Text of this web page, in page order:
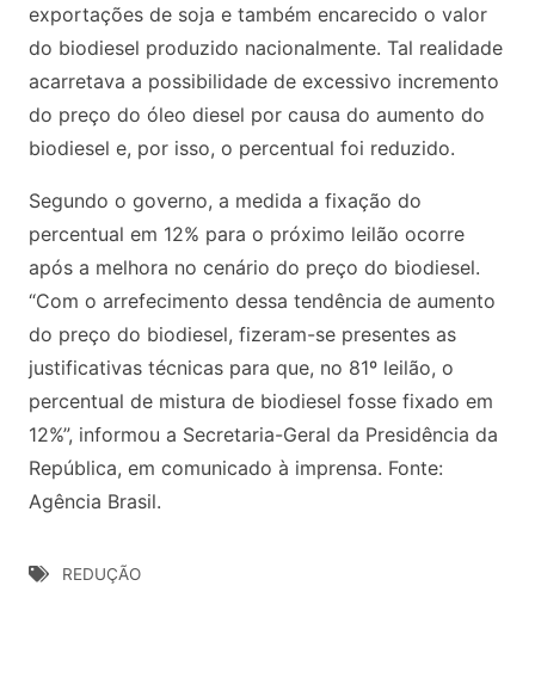
exportações de soja e também encarecido o valor
do biodiesel produzido nacionalmente. Tal realidade
acarretava a possibilidade de excessivo incremento
do preço do óleo diesel por causa do aumento do
biodiesel e, por isso, o percentual foi reduzido.
Segundo o governo, a medida a fixação do
percentual em 12% para o próximo leilão ocorre
após a melhora no cenário do preço do biodiesel.
“Com o arrefecimento dessa tendência de aumento
do preço do biodiesel, fizeram-se presentes as
justificativas técnicas para que, no 81º leilão, o
percentual de mistura de biodiesel fosse fixado em
12%”, informou a Secretaria-Geral da Presidência da
República, em comunicado à imprensa. Fonte:
Agência Brasil.
REDUÇÃO